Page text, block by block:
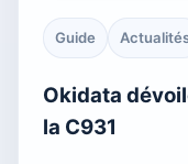
Guide
Okidata
la C931